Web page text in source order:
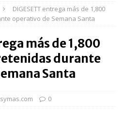
DIGESETT entrega más de 1,800
operativo de Semana Santa
más de 1,800
durante
Santa
0